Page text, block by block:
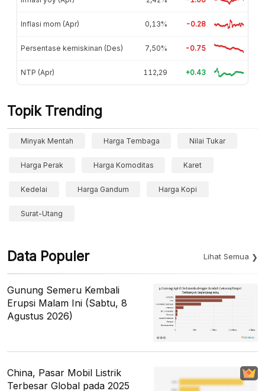
Inflasi mom (Apr) 0,13% -0.28
Persentase kemiskinan (Des) 7,50% -0.75
NTP (Apr) 112,29 +0.43
Topik Trending
Minyak Mentah Harga Tembaga Nilai Tukar
Harga Perak Harga Komoditas Karet
Kedelai Harga Gandum Harga Kopi
Surat-Utang
Data Populer Lihat Semua
Gunung Semeru Kembali
Erupsi Malam Ini (Sabtu, 8
Agustus 2026)
China, Pasar Mobil Listrik
Terbesar Global pada 2025